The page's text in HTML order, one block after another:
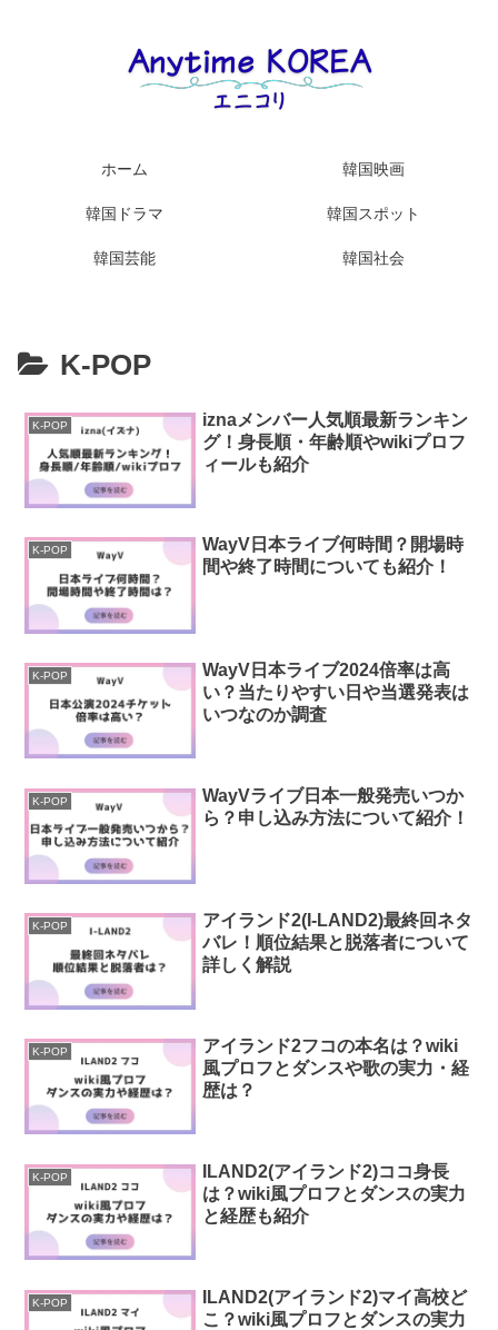
ホーム 韓国映画
韓国ドラマ 韓国スポット
韓国芸能 韓国社会
K-POP
K-POP
iznaメンバー人気順最新ランキン
グ！身長順・年齢順やwikiプロフ
ィールも紹介
K-POP
WayV日本ライブ何時間？開場時
間や終了時間についても紹介！
K-POP
WayV日本ライブ2024倍率は高
い？当たりやすい日や当選発表は
いつなのか調査
K-POP
WayVライブ日本一般発売いつか
ら？申し込み方法について紹介！
K-POP
アイランド2(I-LAND2)最終回ネタ
バレ！順位結果と脱落者について
詳しく解説
K-POP
アイランド2フコの本名は？wiki
風プロフとダンスや歌の実力・経
歴は？
K-POP
ILAND2(アイランド2)ココ身長
は？wiki風プロフとダンスの実力
と経歴も紹介
K-POP
ILAND2(アイランド2)マイ高校ど
こ？wiki風プロフとダンスの実力